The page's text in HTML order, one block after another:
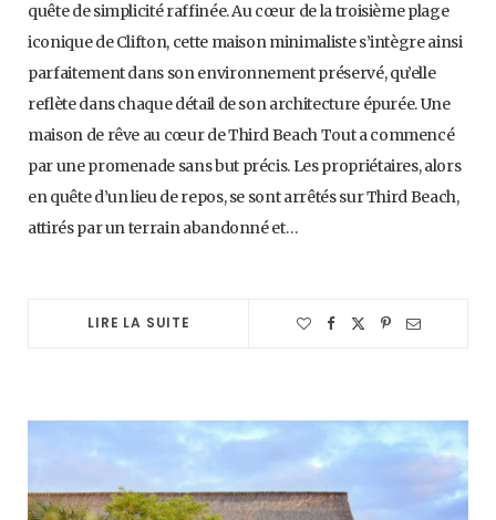
quête de simplicité raffinée. Au cœur de la troisième plage
iconique de Clifton, cette maison minimaliste s’intègre ainsi
parfaitement dans son environnement préservé, qu’elle
reflète dans chaque détail de son architecture épurée. Une
maison de rêve au cœur de Third Beach Tout a commencé
par une promenade sans but précis. Les propriétaires, alors
en quête d’un lieu de repos, se sont arrêtés sur Third Beach,
attirés par un terrain abandonné et…
LIRE LA SUITE